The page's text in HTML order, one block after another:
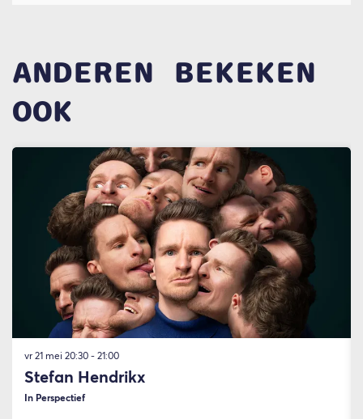
ANDEREN BEKEKEN
OOK
Stefan Hendrikx
In Perspectief
vr 21 mei 20:30 - 21:00